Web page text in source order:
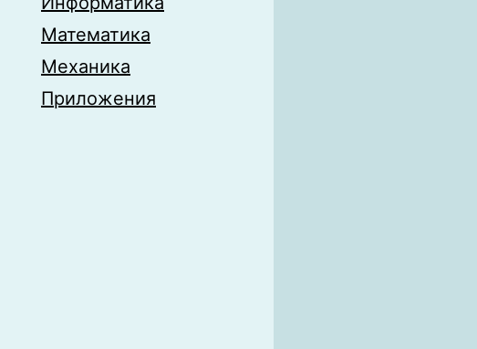
Математика
Механика
Приложения